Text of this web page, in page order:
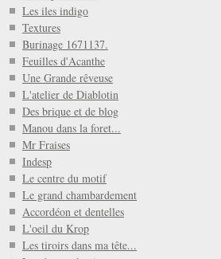
Les iles indigo
Textures
Burinage 1671137.
Feuilles d'Acanthe
Une Grande rêveuse
L'atelier de Diablotin
Des brique et de blog
Manou dans la foret...
Mr Fraises
Indesp
Le centre du motif
Le grand chambardement
Accordéon et dentelles
L'oeil du Krop
Les tiroirs dans ma tête...